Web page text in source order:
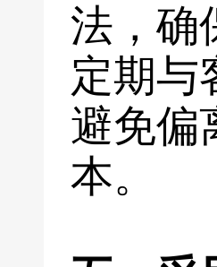
法，确
定期与
避免偏
本。